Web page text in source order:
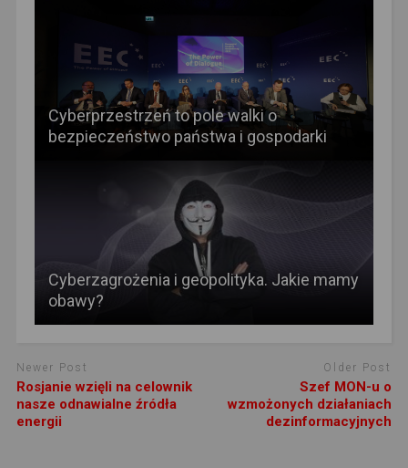
Cyberprzestrzeń to pole walki o
bezpieczeństwo państwa i gospodarki
Cyberzagrożenia i geopolityka. Jakie mamy
obawy?
Newer Post
Rosjanie wzięli na celownik
nasze odnawialne źródła
energii
Older Post
Szef MON-u o
wzmożonych działaniach
dezinformacyjnych